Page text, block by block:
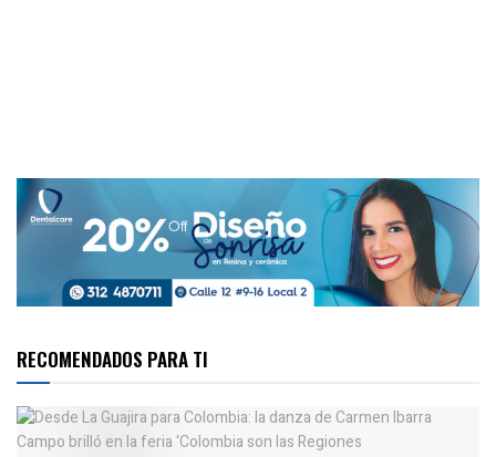
RECOMENDADOS PARA TI